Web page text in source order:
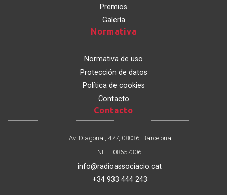
Premios
Galería
Normativa
Normativa de uso
Protección de datos
Política de cookies
Contacto
Contacto
Av. Diagonal, 477, 08036, Barcelona
NIF. F08657306
info@radioassociacio.cat
+34 933 444 243